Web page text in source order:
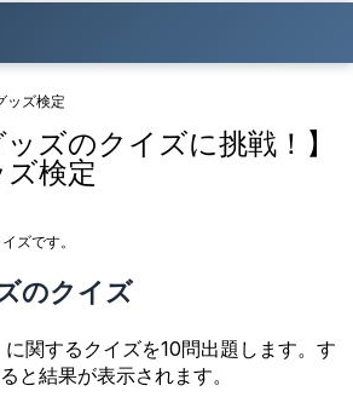
ッズ検定
ズのクイズに挑戦！】
検定
ズです。
のクイズ
に関するクイズを10問出題します。す
と結果が表示されます。